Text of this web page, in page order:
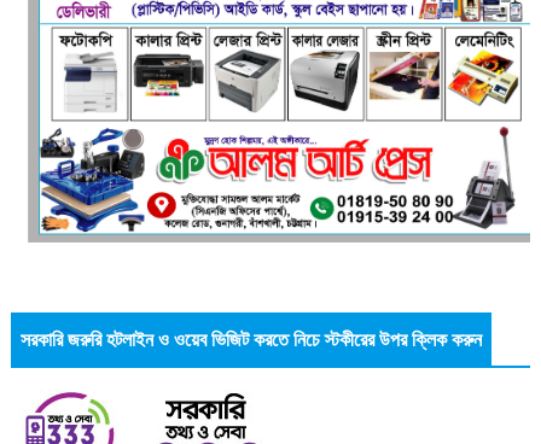
সরকারি জরুরি হটলাইন ও ওয়েব ভিজিট করতে নিচে স্টকীরের উপর ক্লিক করুন